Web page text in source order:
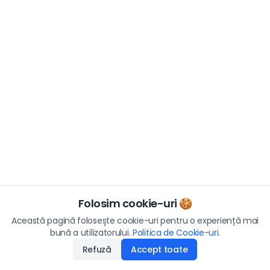
Folosim cookie-uri 🍪
Această pagină folosește cookie-uri pentru o experiență mai
bună a utilizatorului. Politica de Cookie-uri.
Refuză
Accept toate